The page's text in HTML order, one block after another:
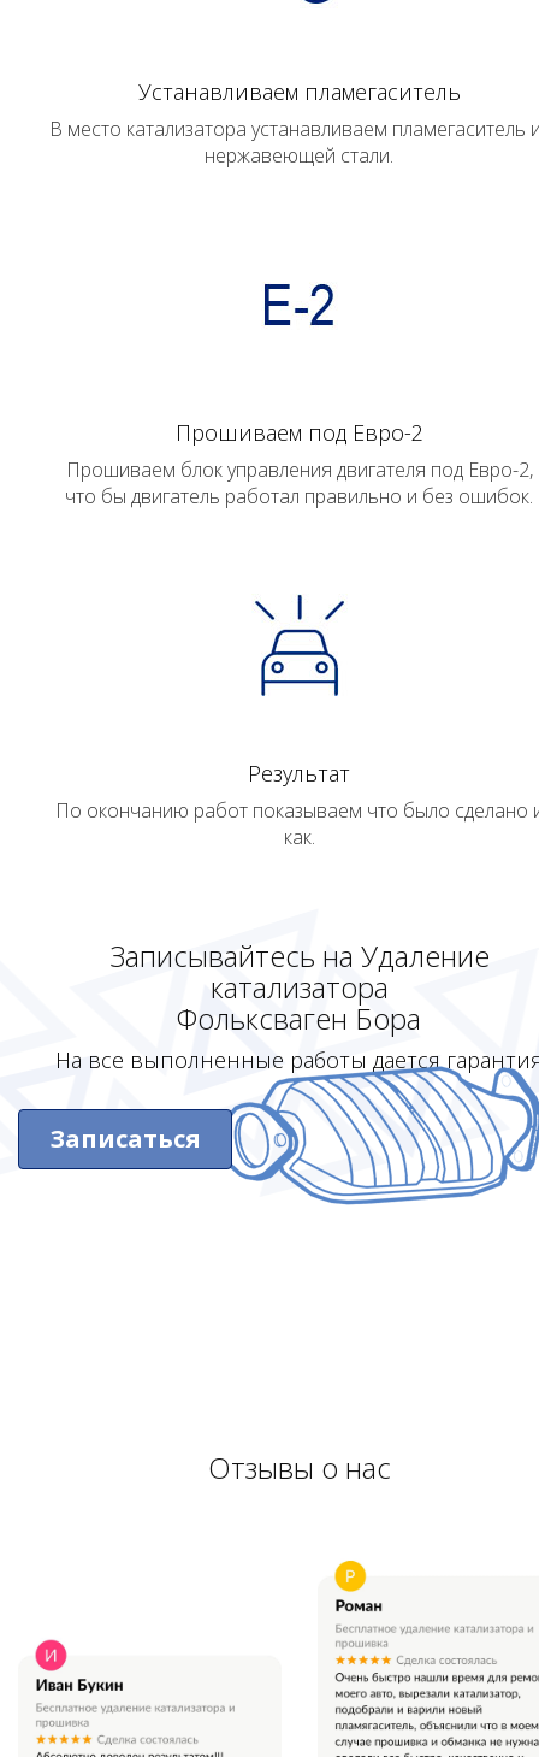
Устанавливаем пламегаситель
В место катализатора устанавливаем пламегаситель
нержавеющей стали.
Прошиваем под Евро-2
Прошиваем блок управления двигателя под Евро-2,
что бы двигатель работал правильно и без ошибок.
Результат
По окончанию работ показываем что было сделано
как.
Записывайтесь на Удаление
катализатора
Фольксваген Бора
На все выполненные работы дается
Записаться
Отзывы о нас